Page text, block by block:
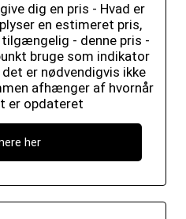
dig en pris - Hvad er
en estimeret pris,
- denne pris -
bruge som indikator
er nødvendigvis ikke
afhænger af hvornår
er opdateret
her